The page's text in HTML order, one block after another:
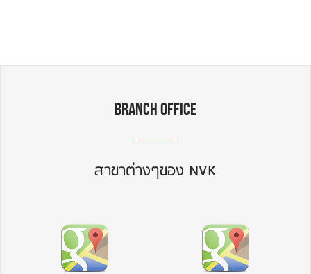
BRANCH OFFICE
สาขาต่างๆของ NVK